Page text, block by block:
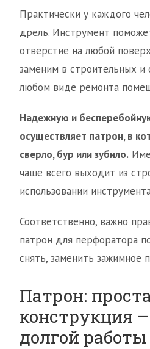
Практически у каждого
дрель. Инструмент
отверстие на любой
заменим в строительных и
любом виде ремонта
Надежную и
осуществляет патрон, в
сверло, бур или зубило.
чаще всего выходит из
использовании
Соответственно, важно
патрон для перфоратора
снять, заменить зажимное
Патрон:
конструкция –
долгой работы